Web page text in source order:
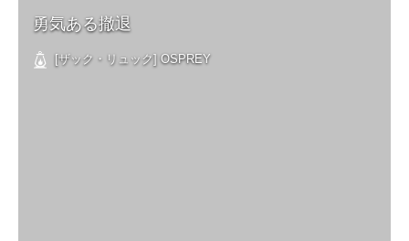
勇気ある撤退
[ザック・リュック] OSPREY